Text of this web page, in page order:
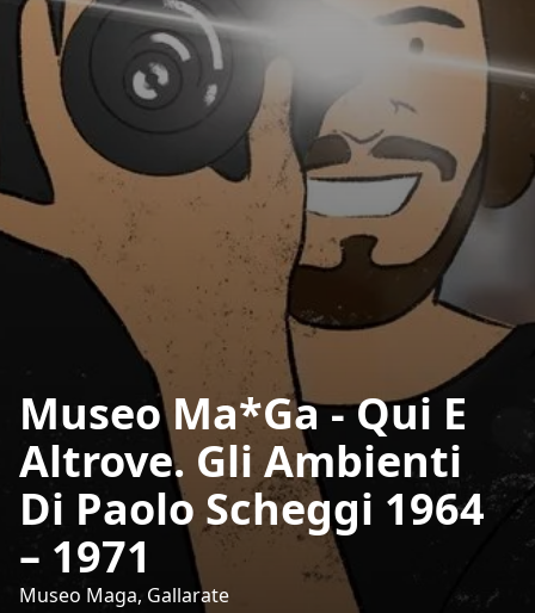
Museo Ma*Ga - Qui E
Altrove. Gli Ambienti
Di Paolo Scheggi 1964
– 1971
Museo Maga, Gallarate